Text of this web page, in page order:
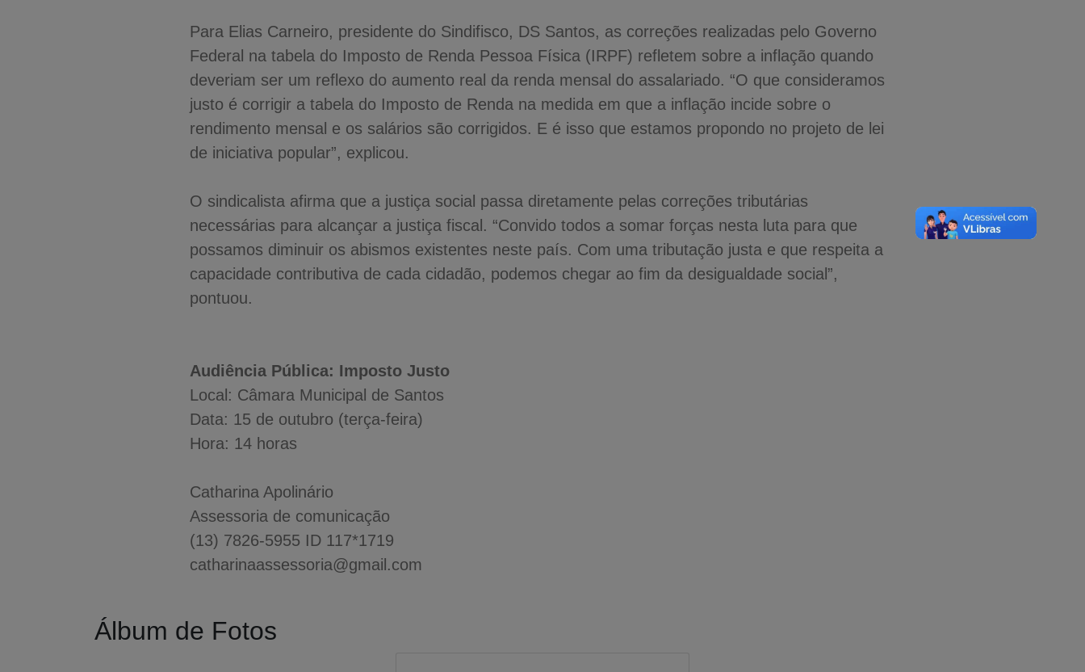
Para Elias Carneiro, presidente do Sindifisco, DS Santos, as correções realizadas pelo Governo
Federal na tabela do Imposto de Renda Pessoa Física (IRPF) refletem sobre a inflação quando
deveriam ser um reflexo do aumento real da renda mensal do assalariado. “O que consideramos
justo é corrigir a tabela do Imposto de Renda na medida em que a inflação incide sobre o
rendimento mensal e os salários são corrigidos. E é isso que estamos propondo no projeto de lei
de iniciativa popular”, explicou.
O sindicalista afirma que a justiça social passa diretamente pelas correções tributárias
necessárias para alcançar a justiça fiscal. “Convido todos a somar forças nesta luta para que
possamos diminuir os abismos existentes neste país. Com uma tributação justa e que respeita a
capacidade contributiva de cada cidadão, podemos chegar ao fim da desigualdade social”,
pontuou.
Audiência Pública: Imposto Justo
Local: Câmara Municipal de Santos
Data: 15 de outubro (terça-feira)
Hora: 14 horas
Catharina Apolinário
Assessoria de comunicação
(13) 7826-5955 ID 117*1719
catharinaassessoria@gmail.com
Álbum de Fotos